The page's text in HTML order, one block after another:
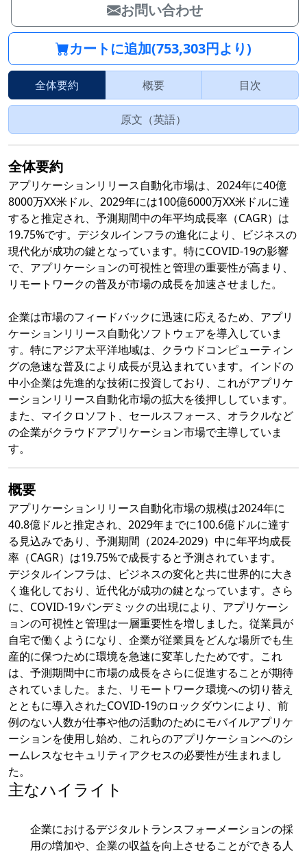
お問い合わせ
カートに追加(753,303円より)
全体要約 概要 目次
原文（英語）
全体要約
アプリケーションリリース自動化市場は、2024年に40億
8000万XX米ドル、2029年には100億6000万XX米ドルに達
すると推定され、予測期間中の年平均成長率（CAGR）は
19.75%です。デジタルインフラの進化により、ビジネスの
現代化が成功の鍵となっています。特にCOVID-19の影響
で、アプリケーションの可視性と管理の重要性が高まり、
リモートワークの普及が市場の成長を加速させました。
企業は市場のフィードバックに迅速に応えるため、アプリ
ケーションリリース自動化ソフトウェアを導入していま
す。特にアジア太平洋地域は、クラウドコンピューティン
グの急速な普及により成長が見込まれています。インドの
中小企業は先進的な技術に投資しており、これがアプリケ
ーションリリース自動化市場の拡大を後押ししています。
また、マイクロソフト、セールスフォース、オラクルなど
の企業がクラウドアプリケーション市場で主導していま
す。
概要
アプリケーションリリース自動化市場の規模は2024年に
40.8億ドルと推定され、2029年までに100.6億ドルに達す
る見込みであり、予測期間（2024-2029）中に年平均成長
率（CAGR）は19.75%で成長すると予測されています。
デジタルインフラは、ビジネスの変化と共に世界的に大き
く進化しており、近代化が成功の鍵となっています。さら
に、COVID-19パンデミックの出現により、アプリケーシ
ョンの可視性と管理は一層重要性を増しました。従業員が
自宅で働くようになり、企業が従業員をどんな場所でも生
産的に保つために環境を急速に変革したためです。これ
は、予測期間中に市場の成長をさらに促進することが期待
されていました。また、リモートワーク環境への切り替え
とともに導入されたCOVID-19のロックダウンにより、前
例のない人数が仕事や他の活動のためにモバイルアプリケ
ーションを使用し始め、これらのアプリケーションへのシ
ームレスなセキュリティアクセスの必要性が生まれまし
た。
主なハイライト
企業におけるデジタルトランスフォーメーションの採
用の増加や、企業の収益を向上させることができる人